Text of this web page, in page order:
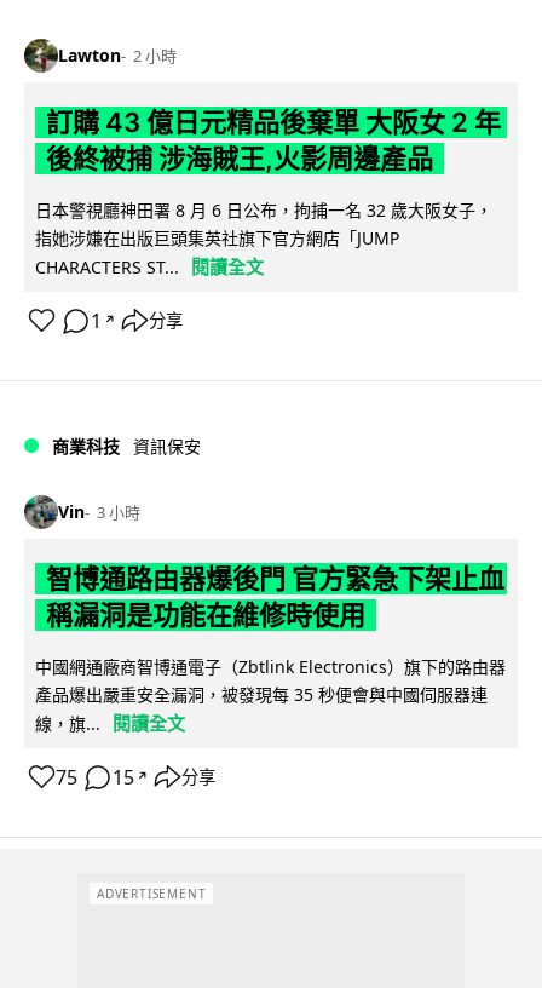
Lawton 2 小時
訂購 43 億日元精品後棄單 大阪女 2 年
後終被捕 涉海賊王,火影周邊產品
日本警視廳神田署 8 月 6 日公布，拘捕一名 32 歲大阪女子，
指她涉嫌在出版巨頭集英社旗下官方網店「JUMP
CHARACTERS ST...
閱讀全文
1 ↗ 分享
商業科技 資訊保安
Vin 3 小時
智博通路由器爆後門 官方緊急下架止血
稱漏洞是功能在維修時使用
中國網通廠商智博通電子（Zbtlink Electronics）旗下的路由器
產品爆出嚴重安全漏洞，被發現每 35 秒便會與中國伺服器連
線，旗...
閱讀全文
75 15 ↗ 分享
ADVERTISEMENT